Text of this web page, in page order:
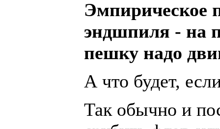
Эмпирическое
эндшпиля - на
пешку надо
А что будет,
Так обычно и